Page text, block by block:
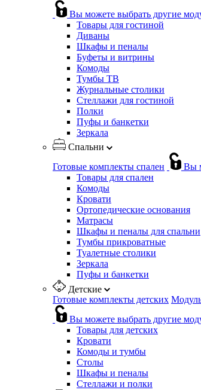
Вы можете выбрать другие
Товары для гостиной
Диваны
Шкафы и пеналы
Буфеты и витрины
Комоды
Тумбы ТВ
Журнальные столики
Стеллажи для гостиной
Полки
Пуфы и банкетки
Зеркала
Спальни
Готовые комплекты спален
Вы
Товары для спален
Комоды
Кровати
Ортопедические основания
Матрасы
Шкафы и пеналы для спальни
Тумбы прикроватные
Туалетные столики
Зеркала
Пуфы и банкетки
Детские
Готовые комплекты детских
Вы можете выбрать другие
Товары для детских
Кровати
Комоды и тумбы
Столы
Шкафы и пеналы
Стеллажи и полки